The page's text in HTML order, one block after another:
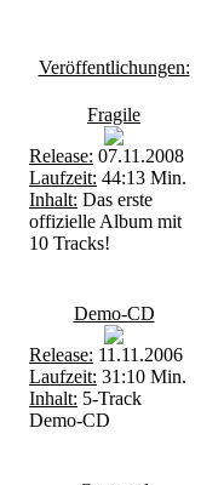
Veröffentlichungen:
Fragile
Release: 07.11.2008
Laufzeit: 44:13 Min.
Inhalt: Das erste
offizielle Album mit
10 Tracks!
Demo-CD
Release: 11.11.2006
Laufzeit: 31:10 Min.
Inhalt: 5-Track
Demo-CD